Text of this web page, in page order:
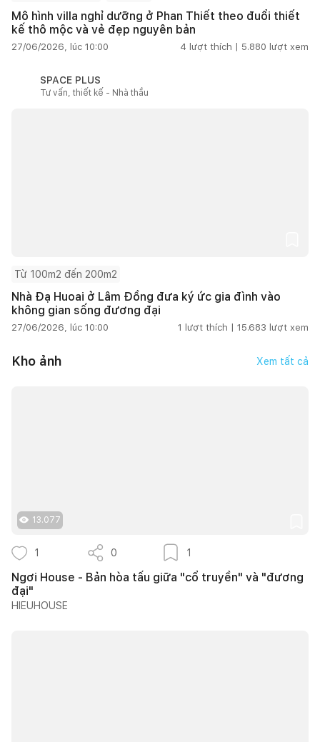
Mô hình villa nghỉ dưỡng ở Phan Thiết theo đuổi thiết
kế thô mộc và vẻ đẹp nguyên bản
27/06/2026, lúc 10:00 4 lượt thích | 5.880 lượt xem
SPACE PLUS
Tư vấn, thiết kế - Nhà thầu
Từ 100m2 đến 200m2
Nhà Đạ Huoai ở Lâm Đồng đưa ký ức gia đình vào
không gian sống đương đại
27/06/2026, lúc 10:00 1 lượt thích | 15.683 lượt xem
Kho ảnh Xem tất cả
13.077
1 0 1
Ngơi House - Bản hòa tấu giữa "cổ truyền" và "đương
đại"
HIEUHOUSE